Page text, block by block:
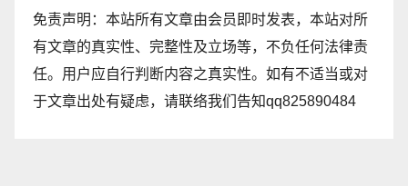
免责声明：本站所有文章由会员即时发表，本站对所
有文章的真实性、完整性及立场等，不负任何法律责
任。用户应自行判断内容之真实性。如有不适当或对
于文章出处有疑虑，请联络我们告知qq825890484